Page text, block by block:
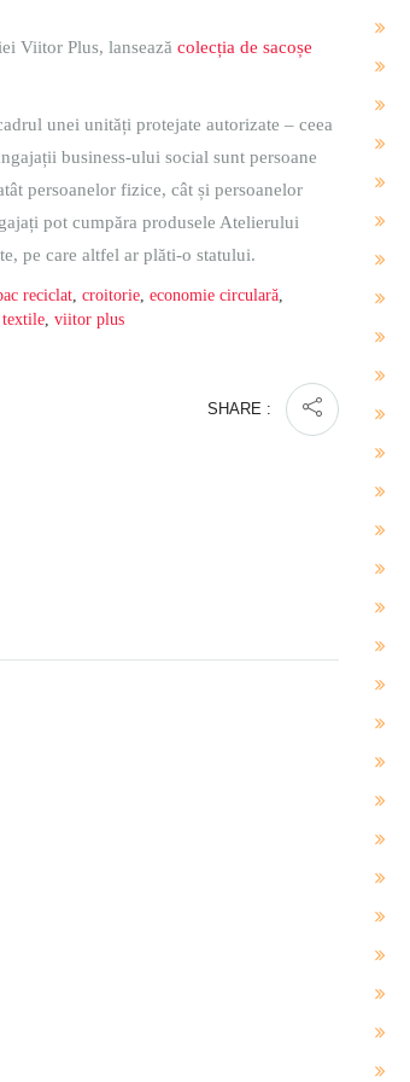
Viitor Plus, lansează colecția de sacoșe
unei unități protejate autorizate – ceea
business-ului social sunt persoane
persoanelor fizice, cât și persoanelor
pot cumpăra produsele Atelierului
pe care altfel ar plăti-o statului.
reciclat, croitorie, economie circulară,
textile, viitor plus
SHARE :